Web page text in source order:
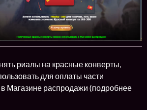
риалы на красные конверты,
для оплаты части
в Магазине распродажи (подробнее